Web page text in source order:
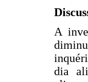
A
dia